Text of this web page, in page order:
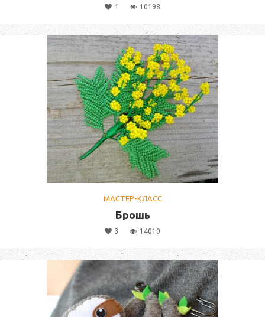
1 10198
МАСТЕР-КЛАСС
Брошь
3 14010